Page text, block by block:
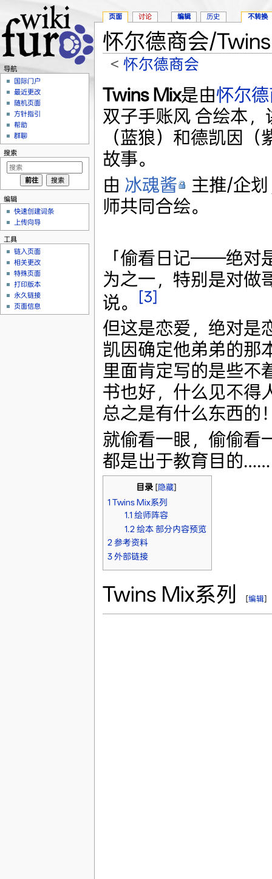
怀尔德商会/
<怀尔德商会
Twins Mix是由怀尔
双子手账风 合绘本，
（蓝狼）和德凯因（
故事。
由 冰魂酱
主推/企
师共同合绘。
「偷看日记——绝对
为之一，特别是对做
说。
[3]
但这是恋爱，绝对是
凯因确定他弟弟的那
里面肯定写的是些不
书也好，什么见不得
总之是有什么东西的
就偷看一眼，偷偷看
都是出于教育目的
目录[隐藏]
1 Twins Mix系列
1.1 绘师阵容
1.2绘本 部分内容预览
2 参考资料
3 外部链接
Twins Mix系列 [编辑]
页面 讨论 编辑 历史 不转换
导航
国际门户
最近更改
随机页面
方针指引
帮助
群聊
搜索
编辑
快速创建词条
上传向导
工具
链入页面
相关更改
特殊页面
打印版本
永久链接
页面信息